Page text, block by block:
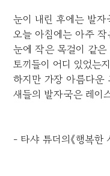
눈이 내린 후에는 발
오늘 아침에는 아주
눈에 작은 목걸이 같
토끼들이 어디 있었는
하지만 가장 아름다운
새들의 발자국은 레이
- 타샤 튜더의《행복한